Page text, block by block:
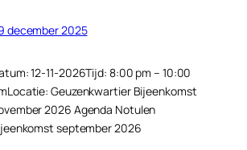
december 2025
12-11-2026Tijd: 8:00 pm – 10:00
Geuzenkwartier Bijeenkomst
2026 Agenda Notulen
september 2026